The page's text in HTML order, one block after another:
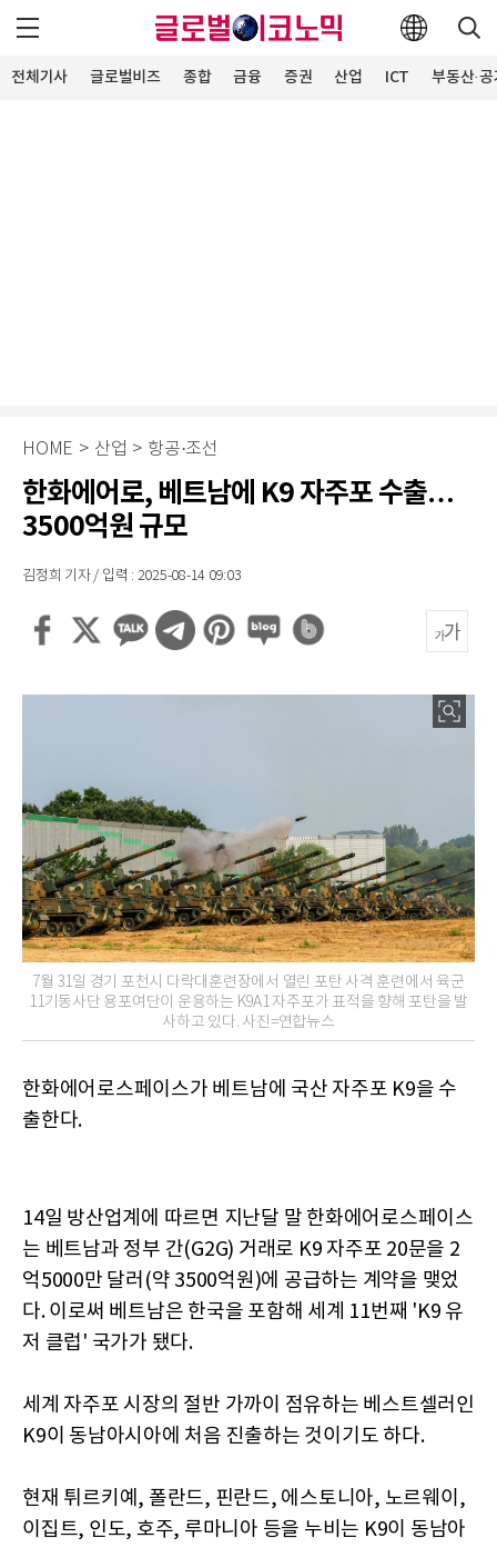
전체기사 글로벌비즈 종합 금융 증권 산업 ICT 부동산·
HOME > 산업 > 항공·조선
한화에어로, 베트남에 K9 자주포 수출…
3500억원 규모
김정희 기자 / 입력 : 2025-08-14 09:03
7월 31일 경기 포천시 다락대훈련장에서 열린 포탄 사격 훈련에서 육군
11기동사단 용포여단이 운용하는 K9A1 자주포가 표적을 향해 포탄을 발
사하고 있다. 사진=연합뉴스
한화에어로스페이스가 베트남에 국산 자주포 K9을 수
출한다.
14일 방산업계에 따르면 지난달 말 한화에어로스페이스
는 베트남과 정부 간(G2G) 거래로 K9 자주포 20문을 2
억5000만 달러(약 3500억원)에 공급하는 계약을 맺었
다. 이로써 베트남은 한국을 포함해 세계 11번째 'K9 유
저 클럽' 국가가 됐다.
세계 자주포 시장의 절반 가까이 점유하는 베스트셀러인
K9이 동남아시아에 처음 진출하는 것이기도 하다.
현재 튀르키예, 폴란드, 핀란드, 에스토니아, 노르웨이,
이집트, 인도, 호주, 루마니아 등을 누비는 K9이 동남아